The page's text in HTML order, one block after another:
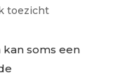
toezicht
soms een